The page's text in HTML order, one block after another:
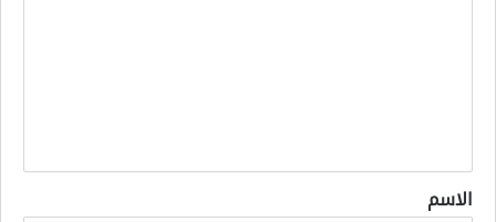
*
الاسم